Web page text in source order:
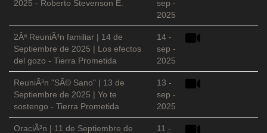
2025 - Roberto Stevenson E.
sep -
2025
2Âª ReuniÃ³n familiar | 14 de
Septiembre de 2025 | Los efectos
del gozo - Tierra Prometida
14 -
sep -
2025
ReuniÃ³n "SÃ© Sano" | 13 de
Septiembre de 2025 | Yo te
sostengo - Tierra Prometida
13 -
sep -
2025
OraciÃ³n | 11 de Septiembre de 11 -